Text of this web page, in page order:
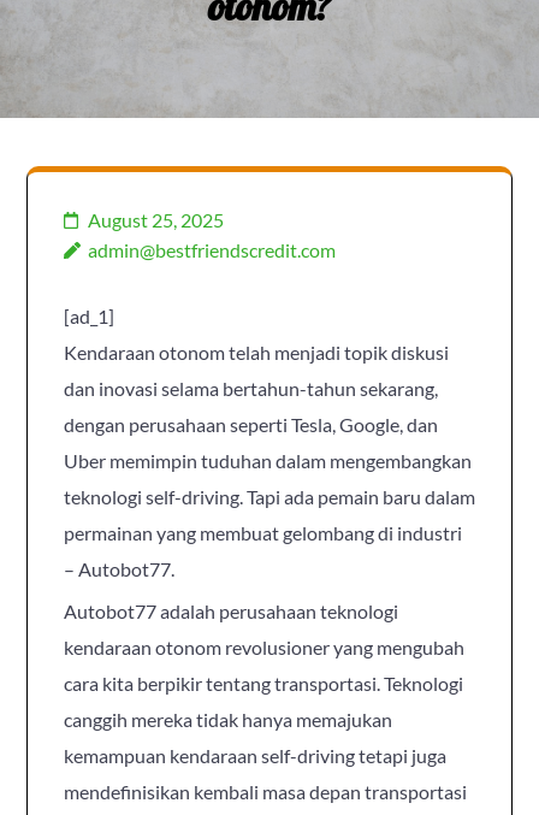
August 25, 2025
admin@bestfriendscredit.com
[ad_1]
Kendaraan otonom telah menjadi topik diskusi
dan inovasi selama bertahun-tahun sekarang,
dengan perusahaan seperti Tesla, Google, dan
Uber memimpin tuduhan dalam mengembangkan
teknologi self-driving. Tapi ada pemain baru dalam
permainan yang membuat gelombang di industri
– Autobot77.
Autobot77 adalah perusahaan teknologi
kendaraan otonom revolusioner yang mengubah
cara kita berpikir tentang transportasi. Teknologi
canggih mereka tidak hanya memajukan
kemampuan kendaraan self-driving tetapi juga
mendefinisikan kembali masa depan transportasi